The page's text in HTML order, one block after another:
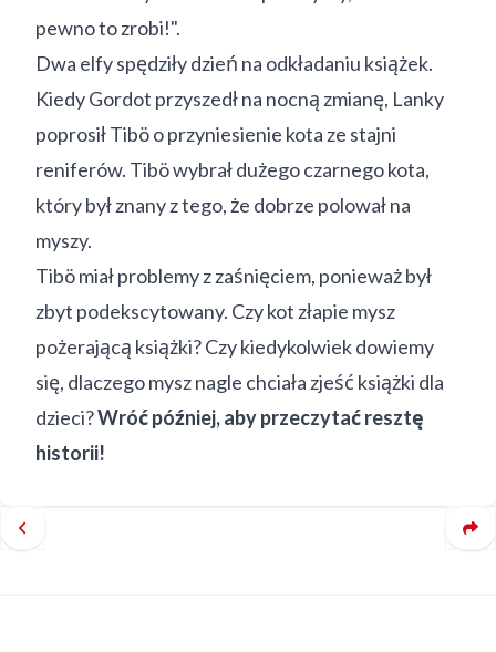
pewno to zrobi!".
Dwa elfy spędziły dzień na odkładaniu książek.
Kiedy Gordot przyszedł na nocną zmianę, Lanky
poprosił Tibö o przyniesienie kota ze stajni
reniferów. Tibö wybrał dużego czarnego kota,
który był znany z tego, że dobrze polował na
myszy.
Tibö miał problemy z zaśnięciem, ponieważ był
zbyt podekscytowany. Czy kot złapie mysz
pożerającą książki? Czy kiedykolwiek dowiemy
się, dlaczego mysz nagle chciała zjeść książki dla
dzieci?Wróć później, aby przeczytać resztę
historii!